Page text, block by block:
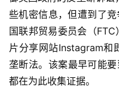
些机密信息，但遭到了
国联邦贸易委员会（
片分享网站Instagram和
垄断法。该案最早可能
都在为此收集证据。